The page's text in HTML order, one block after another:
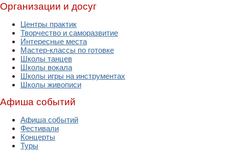
Организации и досуг
Центры практик
Творчество и саморазвитие
Интересные места
Мастер-классы по готовке
Школы танцев
Школы вокала
Школы игры на инструментах
Школы живописи
Афиша событий
Афиша событий
Фестивали
Концерты
Туры